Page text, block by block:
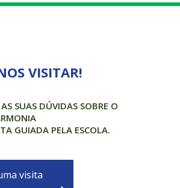
VISITAR!
SUAS DÚVIDAS SOBRE O
GUIADA PELA ESCOLA.
visita